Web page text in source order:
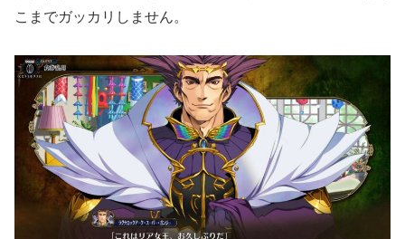
こまでガッカリしません。